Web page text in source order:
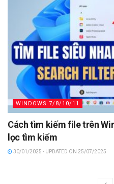
WINDOWS 7/8/10/11
Cách tìm kiếm file trên
lọc tìm kiếm
30/01/2025 - UPDATED ON 25/07/2025